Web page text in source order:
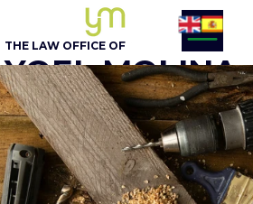
THE LAW OFFICE OF
YOEL
BUSINESS ATTORNEY